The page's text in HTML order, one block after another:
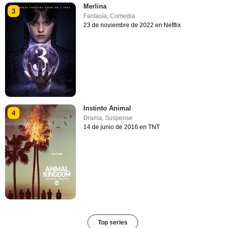
3
Merlina
Fantasía,Comedia
23 de noviembre de 2022 en Netflix
4
Instinto Animal
Drama,Suspense
14 de junio de 2016 en TNT
Top series